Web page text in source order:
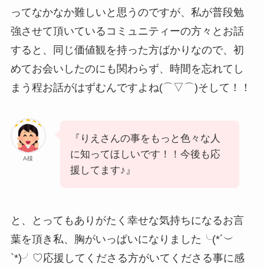
ってなかなか難しいと思うのですが、私が普段勉
強させて頂いているコミュニティーの方々とお話
すると、同じ価値観を持った方ばかりなので、初
めてお会いしたのにも関わらず、時間を忘れてし
まう程お話がはずむんですよね(⌒▽⌒)そして！！
A様
『りえさんの事をもっと色々な人
に知ってほしいです！！今後も応
援してます♪』
と、とってもありがたく幸せな気持ちになるお言
葉を頂き私、胸がいっぱいになりました╰(*´︶
`*)╯♡応援してくださる方がいてくださる事に感